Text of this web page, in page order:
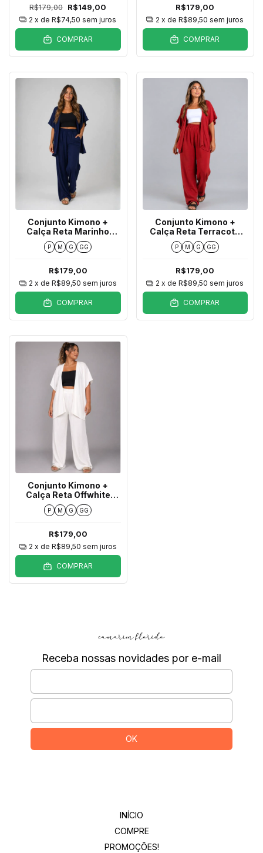
R$179,00 R$149,00
2 x deR$74,50 sem juros
COMPRAR
R$179,00
2 x deR$89,50 sem juros
COMPRAR
Conjunto Kimono +
Calça Reta Marinho
Texturizado
P M G GG
R$179,00
2 x de R$89,50 sem juros
COMPRAR
Conjunto Kimono +
Calça Reta Terracota
Texturizado
P M G GG
R$179,00
2 x deR$89,50 sem juros
COMPRAR
Conjunto Kimono +
Calça Reta Offwhite
Texturizado
P M G GG
R$179,00
2 x de R$89,50 sem juros
COMPRAR
Receba nossas novidades por e-mail
INÍCIO
COMPRE
PROMOÇÕES!